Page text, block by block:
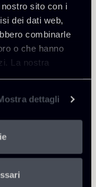
sito con i
dei dati web,
combinarle
o che hanno
La nostra
dettagli